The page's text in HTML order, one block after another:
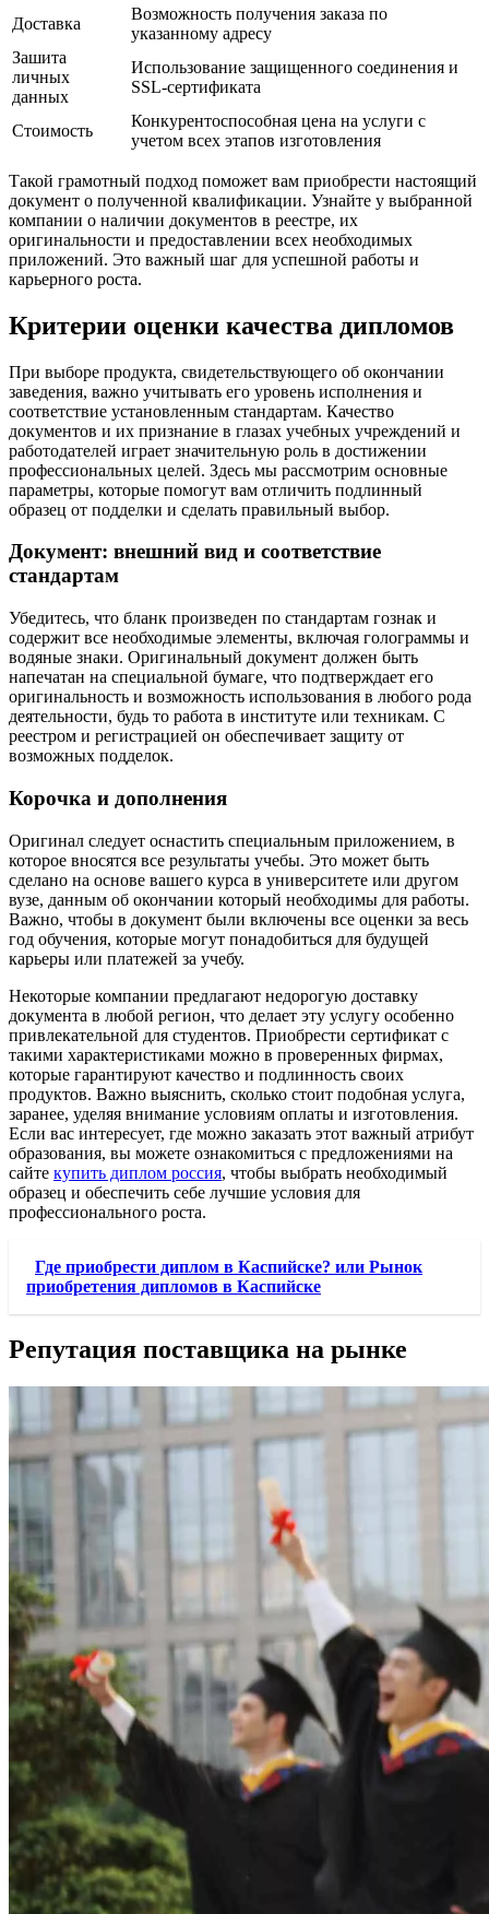
Доставка
Возможность получения заказа по
указанному адресу
Зашита
личных
данных
Использование защищенного соединения и
SSL-сертификата
Стоимость
Конкурентоспособная цена на услуги с
учетом всех этапов изготовления
Такой грамотный подход поможет вам приобрести настоящий
документ о полученной квалификации. Узнайте у выбранной
компании о наличии документов в реестре, их
оригинальности и предоставлении всех необходимых
приложений. Это важный шаг для успешной работы и
карьерного роста.
Критерии оценки качества дипломов
При выборе продукта, свидетельствующего об окончании
заведения, важно учитывать его уровень исполнения и
соответствие установленным стандартам. Качество
документов и их признание в глазах учебных учреждений и
работодателей играет значительную роль в достижении
профессиональных целей. Здесь мы рассмотрим основные
параметры, которые помогут вам отличить подлинный
образец от подделки и сделать правильный выбор.
Документ: внешний вид и соответствие
стандартам
Убедитесь, что бланк произведен по стандартам гознак и
содержит все необходимые элементы, включая голограммы и
водяные знаки. Оригинальный документ должен быть
напечатан на специальной бумаге, что подтверждает его
оригинальность и возможность использования в любого рода
деятельности, будь то работа в институте или техникам. С
реестром и регистрацией он обеспечивает защиту от
возможных подделок.
Корочка и дополнения
Оригинал следует оснастить специальным приложением, в
которое вносятся все результаты учебы. Это может быть
сделано на основе вашего курса в университете или другом
вузе, данным об окончании который необходимы для работы.
Важно, чтобы в документ были включены все оценки за весь
год обучения, которые могут понадобиться для будущей
карьеры или платежей за учебу.
Некоторые компании предлагают недорогую доставку
документа в любой регион, что делает эту услугу особенно
привлекательной для студентов. Приобрести сертификат с
такими характеристиками можно в проверенных фирмах,
которые гарантируют качество и подлинность своих
продуктов. Важно выяснить, сколько стоит подобная услуга,
заранее, уделяя внимание условиям оплаты и изготовления.
Если вас интересует, где можно заказать этот важный атрибут
образования, вы можете ознакомиться с предложениями на
сайте купить диплом россия, чтобы выбрать необходимый
образец и обеспечить себе лучшие условия для
профессионального роста.
Где приобрести диплом в Каспийске? или Рынок
приобретения дипломов в Каспийске
Репутация поставщика на рынке